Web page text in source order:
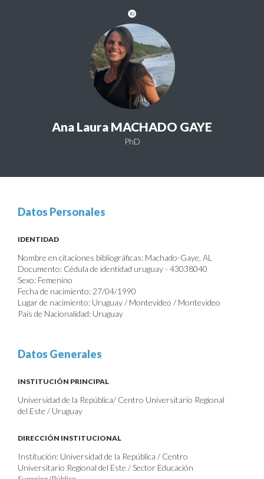
Ana Laura MACHADO GAYE
PhD
Datos Personales
IDENTIDAD
Nombre en citaciones bibliográficas: Machado-Gaye, AL
Documento: Cédula de identidad uruguay - 43038040
Sexo: Femenino
Fecha de nacimiento: 27/04/1990
Lugar de nacimiento: Uruguay / Montevideo / Montevideo
País de Nacionalidad: Uruguay
Datos Generales
INSTITUCIÓN PRINCIPAL
Universidad de la República/ Centro Universitario Regional
del Este / Uruguay
DIRECCIÓN INSTITUCIONAL
Institución: Universidad de la República / Centro
Universitario Regional del Este / Sector Educación